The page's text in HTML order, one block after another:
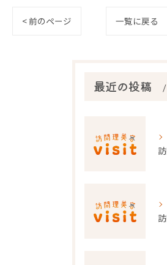
< 前のページ 一覧に戻る
最近の投稿